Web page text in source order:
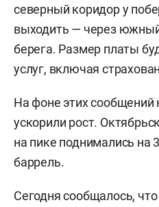
северный коридор у
выходить — через
берега. Размер платы
услуг, включая
На фоне этих сообщений
ускорили рост.
на пике поднимались на
баррель.
Сегодня сообщалось,